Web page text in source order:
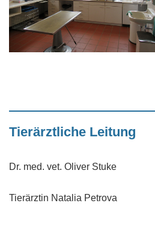
Tierärztliche Leitung
Dr. med. vet. Oliver Stuke
Tierärztin Natalia Petrova